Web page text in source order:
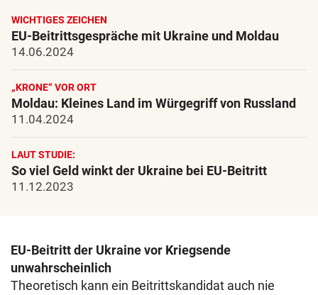
WICHTIGES ZEICHEN
EU-Beitrittsgespräche mit Ukraine und Moldau
14.06.2024
„KRONE“ VOR ORT
Moldau: Kleines Land im Würgegriff von Russland
11.04.2024
LAUT STUDIE:
So viel Geld winkt der Ukraine bei EU-Beitritt
11.12.2023
EU-Beitritt der Ukraine vor Kriegsende
unwahrscheinlich
Theoretisch kann ein Beitrittskandidat auch nie